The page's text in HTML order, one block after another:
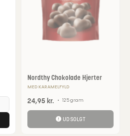
Nordthy Chokolade Hjerter
MED KARAMELFYLD
24,95kr. • 125 gram
UDSOLGT